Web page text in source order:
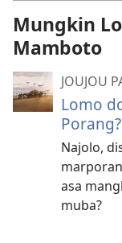
Mungkin
Mamboto
JOUJOU
Lomo
Porang?
Najolo,
asa
muba?